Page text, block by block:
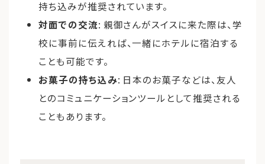
持ち込みが推奨されています。
対面での交流: 親御さんがスイスに来た際は、学
校に事前に伝えれば、一緒にホテルに宿泊する
ことも可能です。
お菓子の持ち込み: 日本のお菓子などは、友人
とのコミュニケーションツールとして推奨される
こともあります。